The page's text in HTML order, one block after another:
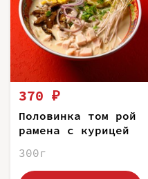
370 ₽
Половинка том рой
рамена с курицей
300г